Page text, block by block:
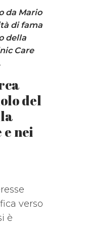
da Mario
di fama
della
Care
del
nei
verso
è